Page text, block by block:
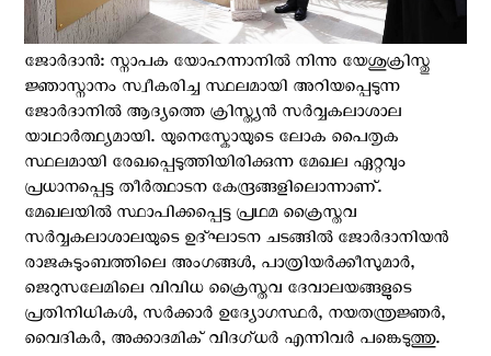
ജോര്‍ദാന്‍: സ്നാപക യോഹന്നാനില്‍ നിന്നു യേശുക്രിസ്തു
ജ്ഞാസ്നാനം സ്വീകരിച്ച സ്ഥലമായി അറിയപ്പെടുന്ന
ജോർദാനിൽ ആദ്യത്തെ ക്രിസ്ത്യൻ സർവ്വകലാശാല
യാഥാര്‍ത്ഥ്യമായി. യുനെസ്കോയുടെ ലോക പൈതൃക
സ്ഥലമായി രേഖപ്പെടുത്തിയിരിക്കുന്ന മേഖല ഏറ്റവും
പ്രധാനപ്പെട്ട തീർത്ഥാടന കേന്ദ്രങ്ങളിലൊന്നാണ്.
മേഖലയില്‍ സ്ഥാപിക്കപ്പെട്ട പ്രഥമ ക്രൈസ്തവ
സര്‍വ്വകലാശാലയുടെ ഉദ്ഘാടന ചടങ്ങിൽ ജോർദാനിയൻ
രാജകുടുംബത്തിലെ അംഗങ്ങൾ, പാത്രിയർക്കീസുമാർ,
ജെറുസലേമിലെ വിവിധ ക്രൈസ്തവ ദേവാലയങ്ങളുടെ
പ്രതിനിധികള്‍, സർക്കാർ ഉദ്യോഗസ്ഥർ, നയതന്ത്രജ്ഞർ,
വൈദികര്‍, അക്കാദമിക് വിദഗ്ധർ എന്നിവർ പങ്കെടുത്തു.